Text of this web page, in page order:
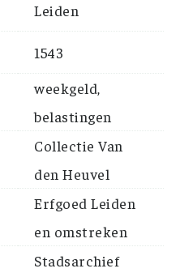
Leiden
1543
weekgeld,
belastingen
Collectie Van
den Heuvel
Erfgoed Leiden
en omstreken
Stadsarchief